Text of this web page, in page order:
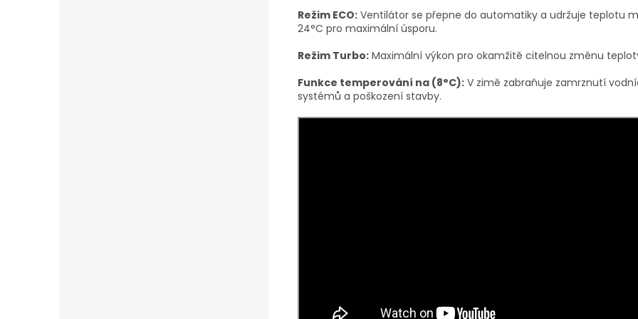
Režim ECO: Ventilátor se přepne do automatiky a udržuje teplotu
24°C pro maximální úsporu.
Režim Turbo: Maximální výkon pro okamžitě citelnou změnu
Funkce temperování na (8°C): V zimě zabraňuje zamrznutí
systémů a poškození stavby.